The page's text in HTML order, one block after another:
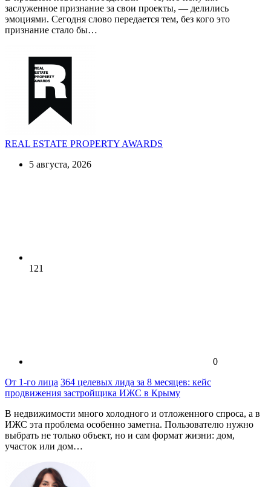
заслуженное признание за свои проекты, — делились
эмоциями. Сегодня слово передается тем, без кого это
признание стало бы…
REAL ESTATE PROPERTY AWARDS
5 августа, 2026
121
0
От 1-го лица 364 целевых лида за 8 месяцев: кейс
продвижения застройщика ИЖС в Крыму
В недвижимости много холодного и отложенного спроса, а в
ИЖС эта проблема особенно заметна. Пользователю нужно
выбрать не только объект, но и сам формат жизни: дом,
участок или дом…